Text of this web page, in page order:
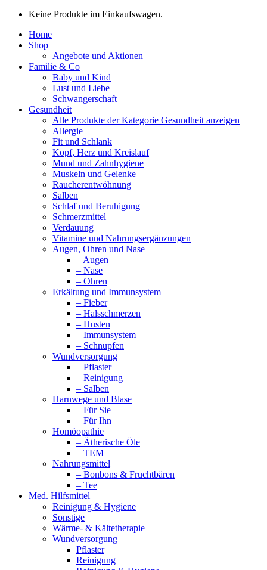
Keine Produkte im Einkaufswagen.
Home
Shop
Angebote und Aktionen
Familie & Co
Baby und Kind
Lust und Liebe
Schwangerschaft
Gesundheit
Alle Produkte der Kategorie Gesundheit anzeigen
Allergie
Fit und Schlank
Kopf, Herz und Kreislauf
Mund und Zahnhygiene
Muskeln und Gelenke
Raucherentwöhnung
Salben
Schlaf und Beruhigung
Schmerzmittel
Verdauung
Vitamine und Nahrungsergänzungen
Augen, Ohren und Nase
– Augen
– Nase
– Ohren
Erkältung und Immunsystem
– Fieber
– Halsschmerzen
– Husten
– Immunsystem
– Schnupfen
Wundversorgung
– Pflaster
– Reinigung
– Salben
Harnwege und Blase
– Für Sie
– Für Ihn
Homöopathie
– Ätherische Öle
– TEM
Nahrungsmittel
– Bonbons & Fruchtbären
– Tee
Med. Hilfsmittel
Reinigung & Hygiene
Sonstige
Wärme- & Kältetherapie
Wundversorgung
Pflaster
Reinigung